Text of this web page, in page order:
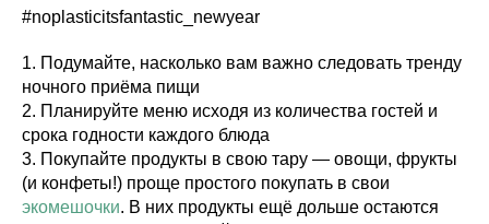
#noplasticitsfantastic_newyear
1. Подумайте, насколько вам важно следовать тренду
ночного приёма пищи
2. Планируйте меню исходя из количества гостей и
срока годности каждого блюда
3. Покупайте продукты в свою тару — овощи, фрукты
(и конфеты!) проще простого покупать в свои
экомешочки. В них продукты ещё дольше остаются